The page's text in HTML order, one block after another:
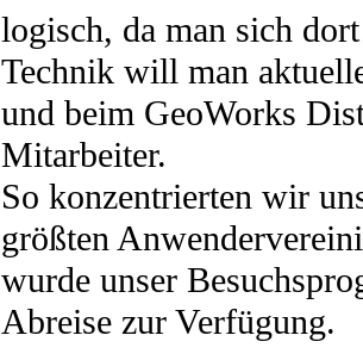
logisch, da man sich
Technik will man
und beim GeoWorks
Mitarbeiter.
So konzentrierten wir
größten
wurde unser
Abreise zur Verfügung.